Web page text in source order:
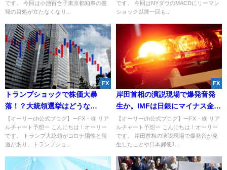
です。 今回は小池百合子東京都知事の復
帰の目処が立たなくなり...
です。 今回はNYダウのMACDにリーマン
ショック以降一回も...
FX
トランプショックで株価大暴
落！？大統領選挙はどうな
る！？
【オーリーch公式ブログ】ーFX・株 リア
ルチャート予想ー こんにちは！オーリー
です。 トランプ大統領がコロナ陽性と報
道があり、トランプショ...
FX
岸田首相の演説現場で爆発音発
生か。IMFは日銀にマイナス金利
を維持すべきと述べた。
【オーリーch公式ブログ】ーFX・株 リア
ルチャート予想ー こんにちは！オーリー
です。 岸田首相の演説現場で爆発音が発
生したことや日本郵便1...